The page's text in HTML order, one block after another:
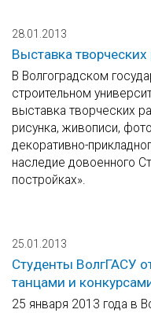
28.01.2013
Выставка творческих
В Волгоградском
строительном
выставка творческих
рисунка, живописи,
декоративно-
наследие довоенного
постройках».
25.01.2013
Студенты ВолгГАСУ
танцами и
25 января 2013 года в